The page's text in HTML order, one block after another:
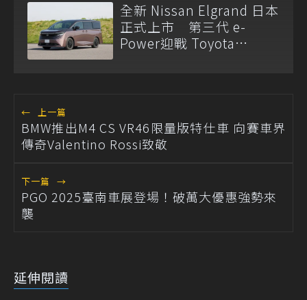
全新 Nissan Elgrand 日本
正式上市 第三代 e-
Power迎戰 Toyota
← 上一篇
BMW推出M4 CS VR46限量版特仕車 向賽車界
傳奇Valentino Rossi致敬
下一篇 →
PGO 2025臺南車展登場！破萬大優惠強勢來
襲
延伸閱讀